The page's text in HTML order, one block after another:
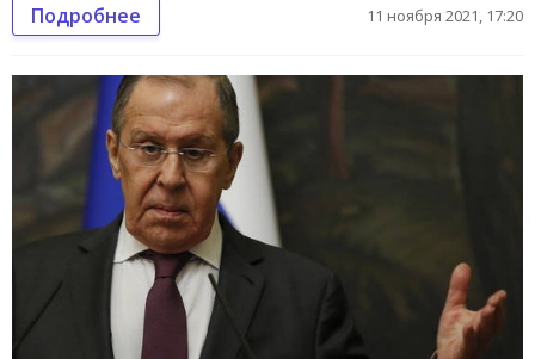
Подробнее 11 ноября 2021, 17:20